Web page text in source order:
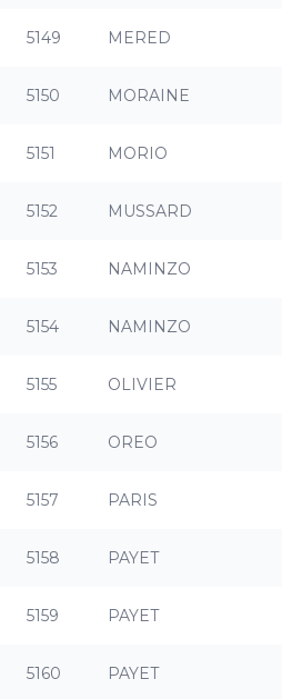
5149 MERED
5150 MORAINE
5151 MORIO
5152 MUSSARD
5153 NAMINZO
5154 NAMINZO
5155 OLIVIER
5156 OREO
5157 PARIS
5158 PAYET
5159 PAYET
5160 PAYET